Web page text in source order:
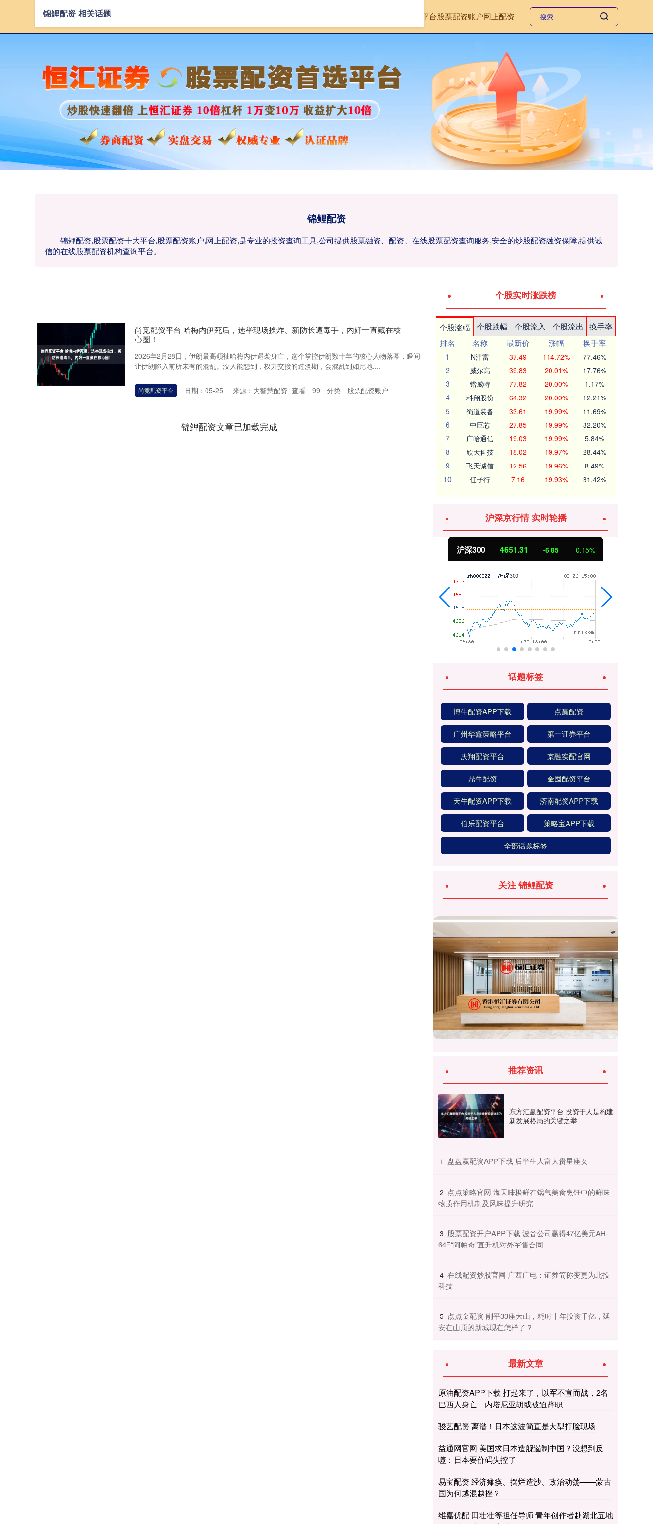
股票配资十大平台股票配资账户网上配资
锦鲤配资
锦鲤配资,股票配资十大平台,股票配资账户,网上配资,是专业的投资查询工具,公司提供股票融资、配资、在线股票配资查询服务,安全的炒股配资融资保障,提供诚
信的在线股票配资机构查询平台。
锦鲤配资 相关话题
尚竞配资平台 哈梅内伊死后，选举现场挨炸、新防长遭毒手，内奸一直藏在核
心圈！
2026年2月28日，伊朗最高领袖哈梅内伊遇袭身亡，这个掌控伊朗数十年的核心人物落幕，瞬间
让伊朗陷入前所未有的混乱。没人能想到，权力交接的过渡期，会混乱到如此地....
尚竞配资平台 日期：05-25 来源：大智慧配资 查看： 99 分类： 股票配资账户
锦鲤配资文章已加载完成
个股实时涨跌榜
个股涨幅 个股跌幅 个股流入 个股流出
换手率
排名
名称 最新价 涨幅
换手率
1
N津富 37.49 114.72% 77.46%
2 威尔高 39.83 20.01% 17.76%
3 锴威特 77.82 20.00% 1.17%
4 科翔股份 64.32 20.00% 12.21%
5 蜀道装备 33.61 19.99% 11.69%
6 中巨芯 27.85 19.99% 32.20%
7 广哈通信 19.03 19.99% 5.84%
8 欣天科技 18.02 19.97% 28.44%
9 飞天诚信 12.56 19.96% 8.49%
10 任子行 7.16 19.93% 31.42%
沪深京行情 实时轮播
北证50 1122.88 3.42 0.30%
话题标签
博牛配资APP下载 点赢配资
广州华鑫策略平台 第一证券平台
庆翔配资平台 京融实配官网
鼎牛配资 金囤配资平台
天牛配资APP下载 济南配资APP下载
伯乐配资平台 策略宝APP下载
全部话题标签
关注 锦鲤配资
推荐资讯
东方汇赢配资平台 投资于人是构建
新发展格局的关键之举
1 ​盘盘赢配资APP下载 后半生大富大贵星座女
2 ​点点策略官网 海天味极鲜在锅气美食烹饪中的鲜味
物质作用机制及风味提升研究
3 ​股票配资开户APP下载 波音公司赢得47亿美元AH-
64E“阿帕奇”直升机对外军售合同
4 ​在线配资炒股官网 广西广电：证券简称变更为北投
科技
5 ​点点金配资 削平33座大山，耗时十年投资千亿，延
安在山顶的新城现在怎样了？
最新文章
原油配资APP下载 打起来了，以军不宣而战，2名
巴西人身亡，内塔尼亚胡或被迫辞职
骏艺配资 离谱！日本这波简直是大型打脸现场
益通网官网 美国求日本造舰遏制中国？没想到反
噬：日本要价码失控了
易宝配资 经济瘫痪、摆烂造沙、政治动荡——蒙古
国为何越混越挫？
维嘉优配 田壮壮等担任导师 青年创作者赴湖北五地